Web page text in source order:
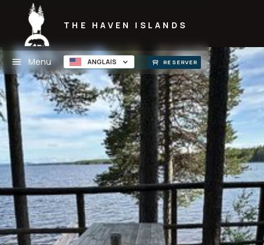
THE HAVEN ISLANDS
Menu ANGLAIS RESERVER